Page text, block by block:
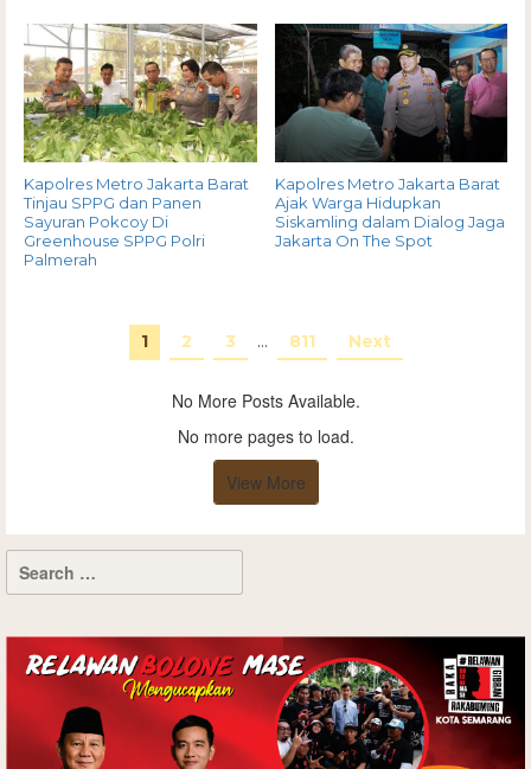
Kapolres Metro Jakarta Barat
Tinjau SPPG dan Panen
Sayuran Pokcoy Di
Greenhouse SPPG Polri
Palmerah
Kapolres Metro Jakarta Barat
Ajak Warga Hidupkan
Siskamling dalam Dialog Jaga
Jakarta On The Spot
1 2 3 … 811 Next
No More Posts Available.
No more pages to load.
View More